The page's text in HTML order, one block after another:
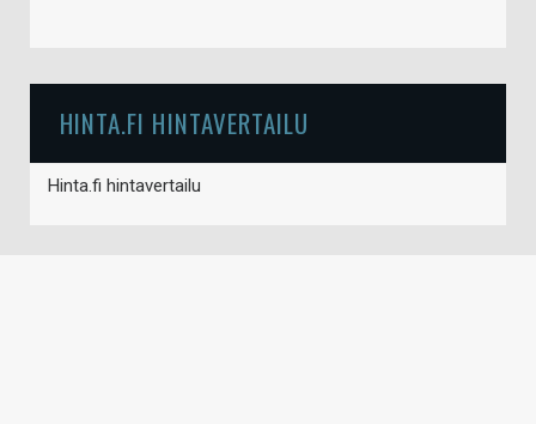
HINTA.FI HINTAVERTAILU
Hinta.fi hintavertailu